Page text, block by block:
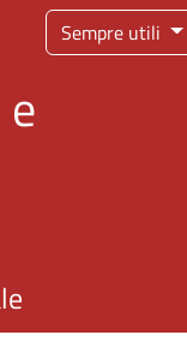
Sempre utili